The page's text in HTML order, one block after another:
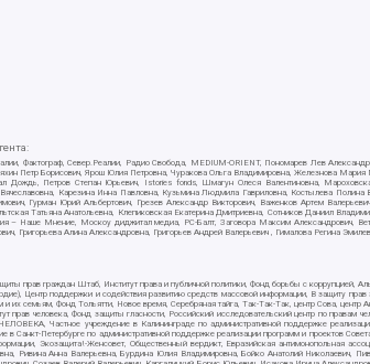
Фактограф, Север.Реалии, Радио Свобода, MEDIUM-ORIENT, Пономарев Лев
Петр Борисович, Ярош Юлия Петровна, Чуракова Ольга Владимировна, Железнова
Дождь, Петров Степан Юрьевич, Istories fonds, Шмагун Олеся Валентиновна,
Карезина Инна Павловна, Кузьмина Людмила Гавриловна, Костылева
Гурман Юрий Альбертович, Грезев Александр Викторович, Важенков Артем
Анатольевна, Клепиковская Екатерина Дмитриевна, Сотников Даниил
– Наше Мнение, Москоу диджитал медиа, РС-Балт, Заговора Максим Александрович,
Григорьева Алина Александровна, Григорьев Андрей Валерьевич , Гималова Регина
прав граждан Штаб, Институт права и публичной политики, Фонд борьбы с
Центр поддержки и содействия развитию средств массовой информации, В защиту
семьям, Фонд Тольятти, Новое время, Серебряная тайга, Так-Так-Так, центр Сова,
человека, Фонд защиты гласности, Российский исследовательский центр по правам
Частное учреждение в Калининграде по административной поддержке
Петербурге по административной поддержке реализации программ и проектов
Экозащита!-Женсовет, Общественный вердикт, Евразийская антимонопольная
Ривина Анна Валерьевна, Бурдина Юлия Владимировна, Бойко Анатолий Николаевич,